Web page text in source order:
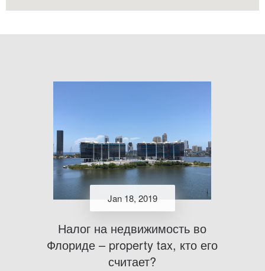
Jan 18, 2019
Налог на недвижимость во
Флориде – property tax, кто его
считает?